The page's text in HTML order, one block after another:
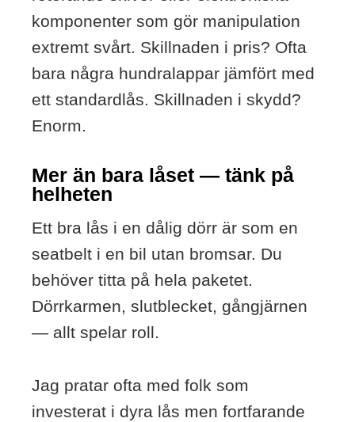
komponenter som gör manipulation
extremt svårt. Skillnaden i pris? Ofta
bara några hundralappar jämfört med
ett standardlås. Skillnaden i skydd?
Enorm.
Mer än bara låset — tänk på
helheten
Ett bra lås i en dålig dörr är som en
seatbelt i en bil utan bromsar. Du
behöver titta på hela paketet.
Dörrkarmen, slutblecket, gångjärnen
— allt spelar roll.
Jag pratar ofta med folk som
investerat i dyra lås men fortfarande